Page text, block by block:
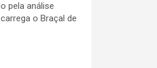
pela análise
o Braçal de